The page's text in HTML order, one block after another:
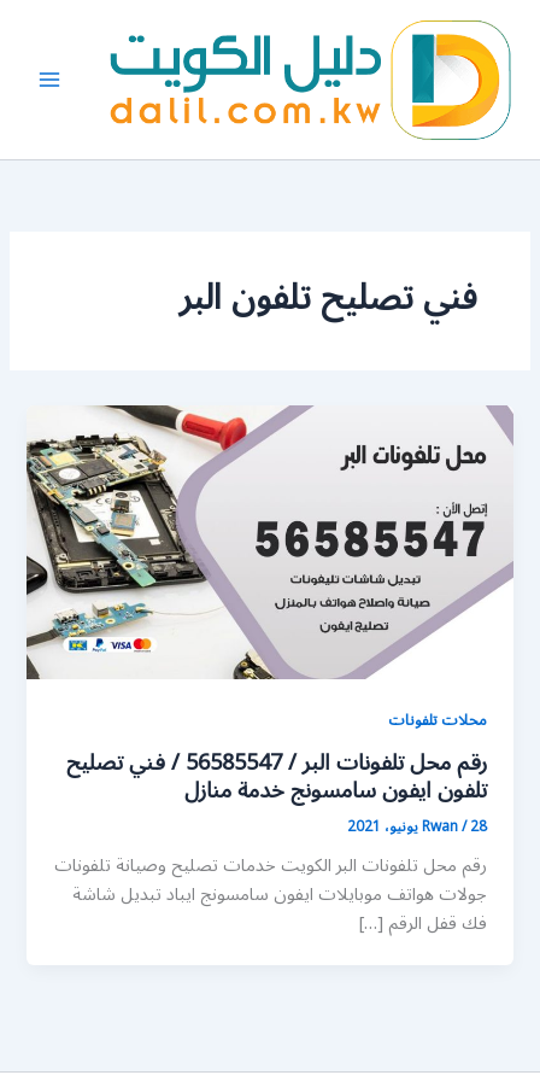
المحتوى
فني تصليح تلفون البر
محلات تلفونات
رقم محل تلفونات البر / 56585547 / فني تصليح
تلفون ايفون سامسونج خدمة منازل
Rwan/28 يونيو، 2021
رقم محل تلفونات البر الكويت خدمات تصليح وصيانة تلفونات
جولات هواتف موبايلات ايفون سامسونج ايباد تبديل شاشة
فك قفل الرقم […]